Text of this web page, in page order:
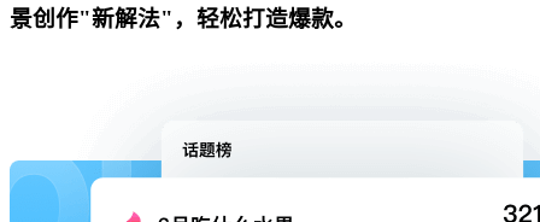
景创作"新解法"，轻松打造爆款。